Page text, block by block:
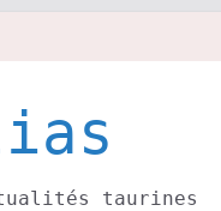
taurines